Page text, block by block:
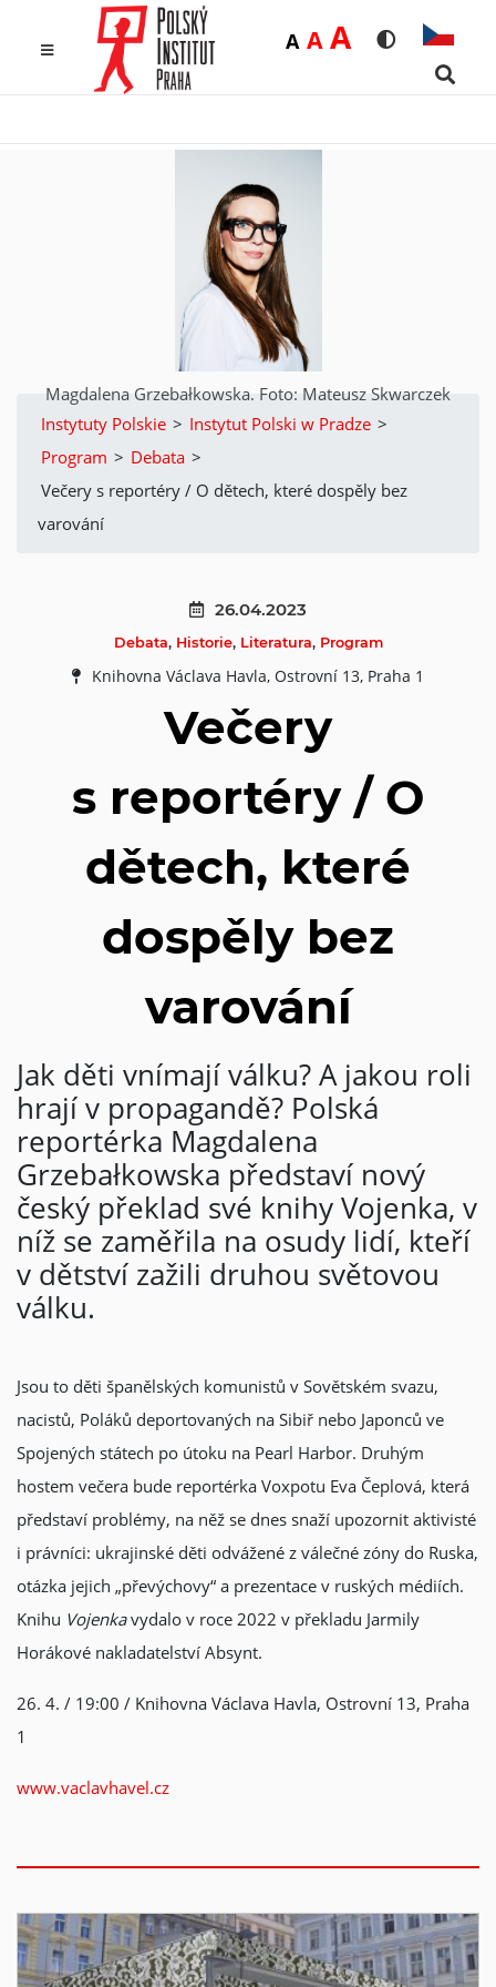
Rozmiar
ADomyślna
AŚrednia
ADużaWersja
Magdalena Grzebałkowska. Foto: Mateusz Skwarczek
Instytuty Polskie > Instytut Polski w Pradze >
Program > Debata >
Večery s reportéry / O dětech, které dospěly bez
varování
26.04.2023
Debata, Historie, Literatura, Program
Knihovna Václava Havla, Ostrovní 13, Praha 1
Večery
s reportéry / O
dětech, které
dospěly bez
varování
Jak děti vnímají válku? A jakou roli
hrají v propagandě? Polská
reportérka Magdalena
Grzebałkowska představí nový
český překlad své knihy Vojenka, v
níž se zaměřila na osudy lidí, kteří
v dětství zažili druhou světovou
válku.
Jsou to děti španělských komunistů v Sovětském svazu,
nacistů, Poláků deportovaných na Sibiř nebo Japonců ve
Spojených státech po útoku na Pearl Harbor. Druhým
hostem večera bude reportérka Voxpotu Eva Čeplová, která
představí problémy, na něž se dnes snaží upozornit aktivisté
i právníci: ukrajinské děti odvážené z válečné zóny do Ruska,
otázka jejich „převýchovy“ a prezentace v ruských médiích.
Knihu Vojenkavydalo v roce 2022 v překladu Jarmily
Horákové nakladatelství Absynt.
26. 4. / 19:00 / Knihovna Václava Havla, Ostrovní 13, Praha
1
www.vaclavhavel.cz